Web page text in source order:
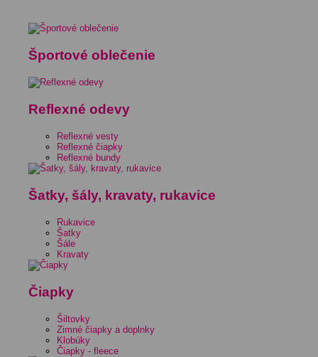
Športové oblečenie
Reflexné odevy
Reflexné vesty
Reflexné čiapky
Reflexné bundy
Šatky, šály, kravaty, rukavice
Rukavice
Šatky
Šále
Kravaty
Čiapky
Šiltovky
Zimné čiapky a doplnky
Klobúky
Čiapky - fleece